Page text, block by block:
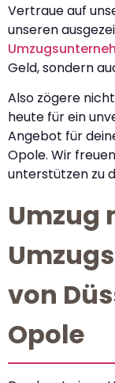
Vertraue auf
unseren
Geld, sondern
Also zögere
heute für ein
Angebot für
Opole. Wir
unterstützen zu
Umzug
von
Opole